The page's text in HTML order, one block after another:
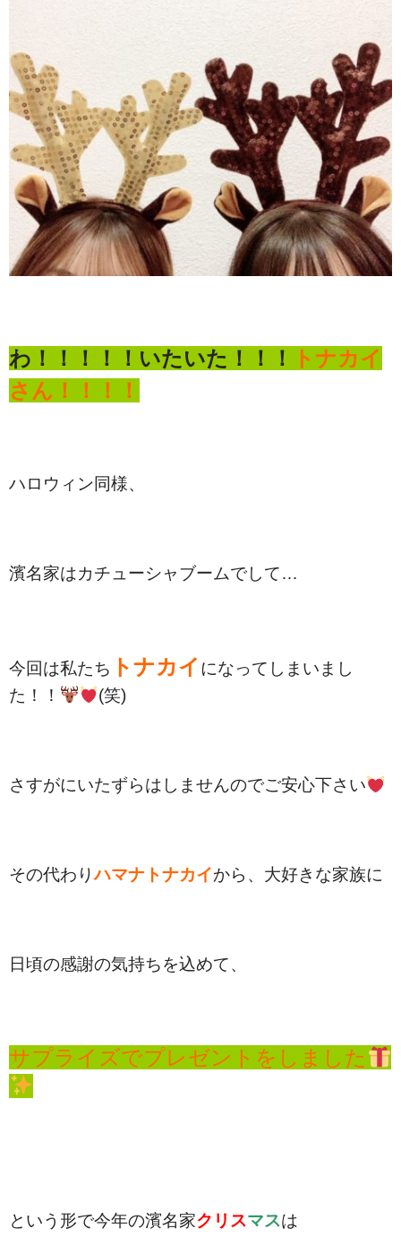
わ！！！！！いたいた！！！
トナカイ
さん！！！！
ハロウィン同様、
濱名家はカチューシャブームでして…
今回は私たち トナカイ になってしまいまし
た！！
(笑)
さすがにいたずらはしませんのでご安心下さい
その代わりハマナトナカイから、大好きな家族に
日頃の感謝の気持ちを込めて、
サプライズでプレゼントをしました
という形で今年の濱名家クリスマスは